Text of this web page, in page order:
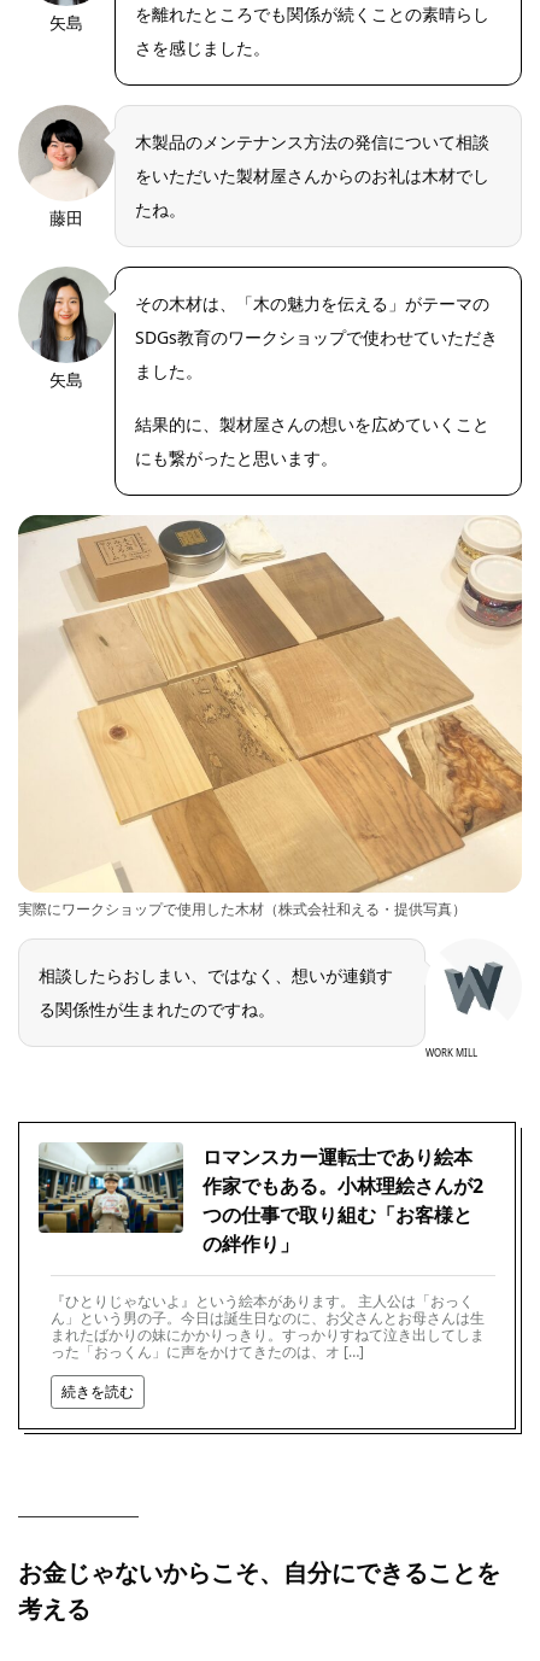
矢島
を離れたところでも関係が続くことの素晴らし
さを感じました。
藤田
木製品のメンテナンス方法の発信について相談
をいただいた製材屋さんからのお礼は木材でし
たね。
矢島
その木材は、「木の魅力を伝える」がテーマの
SDGs教育のワークショップで使わせていただき
ました。
結果的に、製材屋さんの想いを広めていくこと
にも繋がったと思います。
実際にワークショップで使用した木材（株式会社和える・提供写真）
相談したらおしまい、ではなく、想いが連鎖す
る関係性が生まれたのですね。
WORK MILL
ロマンスカー運転士であり絵本
作家でもある。小林理絵さんが2
つの仕事で取り組む「お客様と
の絆作り」
『ひとりじゃないよ』という絵本があります。 主人公は「おっく
ん」という男の子。今日は誕生日なのに、お父さんとお母さんは生
まれたばかりの妹にかかりっきり。すっかりすねて泣き出してしま
った「おっくん」に声をかけてきたのは、オ […]
続きを読む
お金じゃないからこそ、自分にできることを
考える